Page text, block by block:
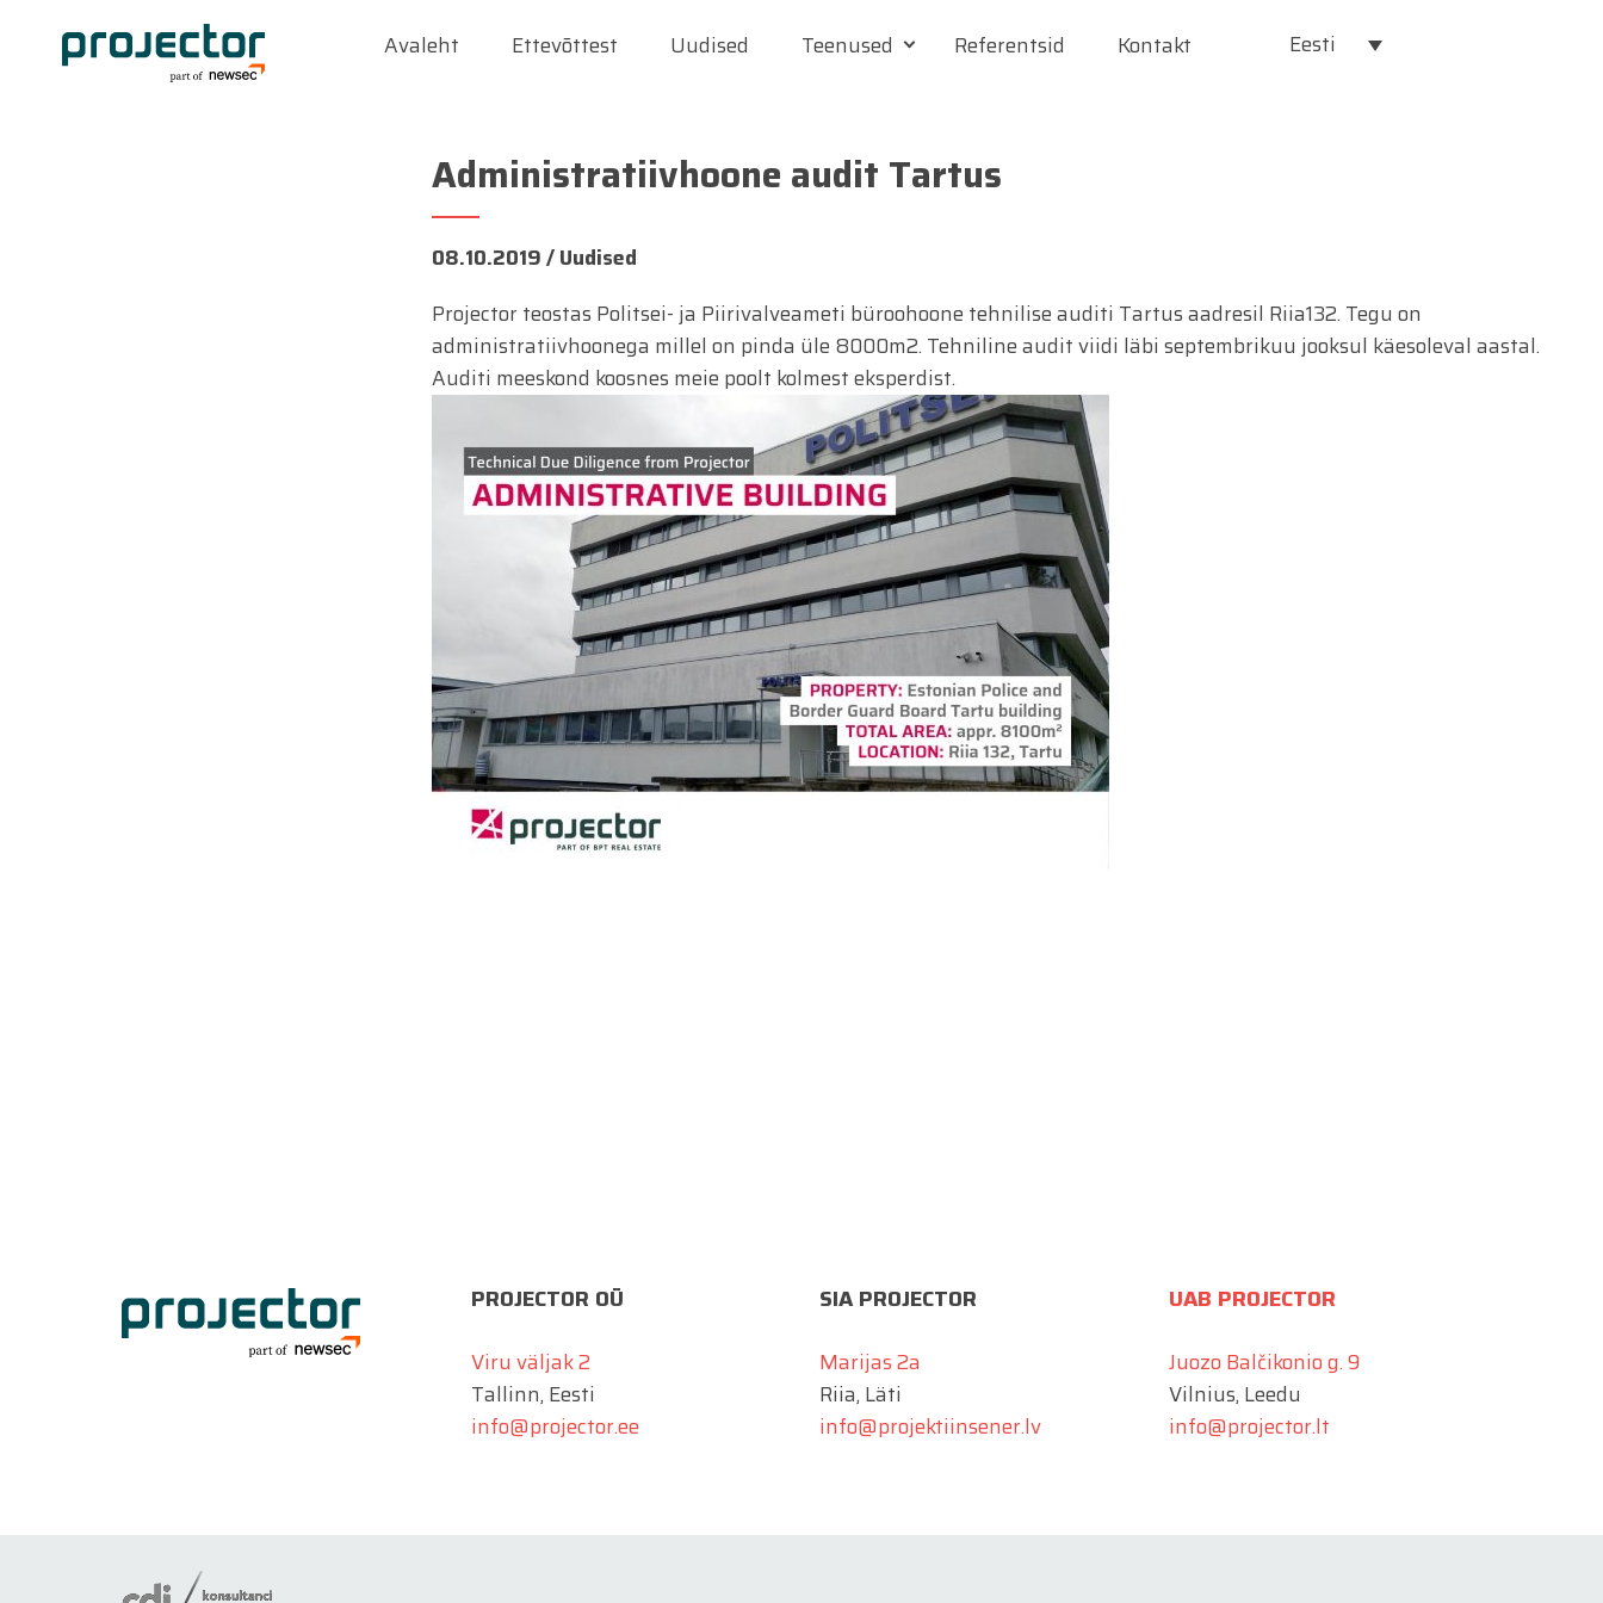
Avaleht Ettevõttest Uudised Teenused Referentsid Kontakt Eesti
Administratiivhoone audit Tartus
08.10.2019 /Uudised
Projector teostas Politsei- ja Piirivalveameti büroohoone tehnilise auditi Tartus aadresil Riia132. Tegu on
administratiivhoonega millel on pinda üle 8000m2. Tehniline audit viidi läbi septembrikuu jooksul käesoleval aastal.
Auditi meeskond koosnes meie poolt kolmest eksperdist.
PROJECTOR OÜ
Viru väljak 2
Tallinn, Eesti
info@projector.ee
SIA PROJECTOR
Marijas 2a
Riia, Läti
info@projektiinsener.lv
UAB PROJECTOR
Juozo Balčikonio g. 9
Vilnius, Leedu
info@projector.lt